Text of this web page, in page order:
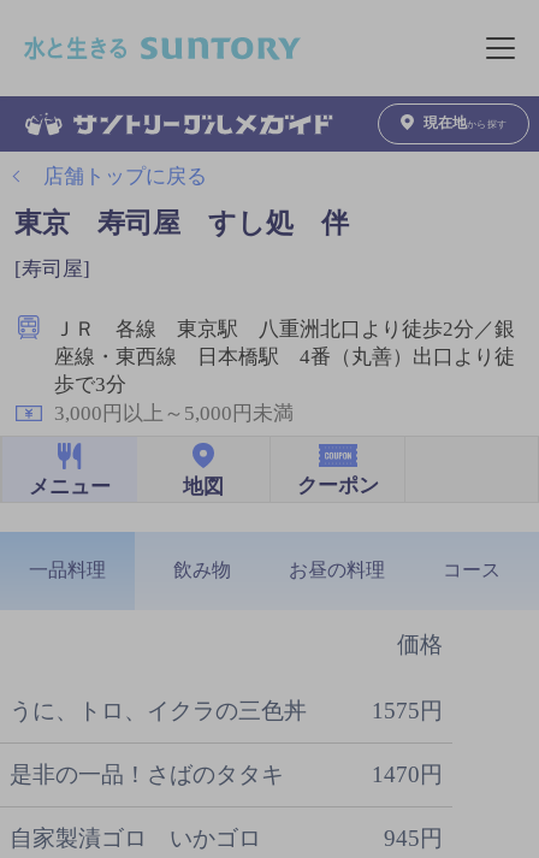
メニュ
現在地から探す
店舗トップに戻る
東京 寿司屋 すし処 伴
[寿司屋]
ＪＲ 各線 東京駅 八重洲北口より徒歩2分／銀
座線・東西線 日本橋駅 4番（丸善）出口より徒
歩で3分
3,000円以上～5,000円未満
メニュー 地図 クーポン
一品料理
価格
うに、トロ、イクラの三色丼 1575円
是非の一品！さばのタタキ 1470円
自家製漬ゴロ いかゴロ 945円
飲み物 お昼の料理 コース